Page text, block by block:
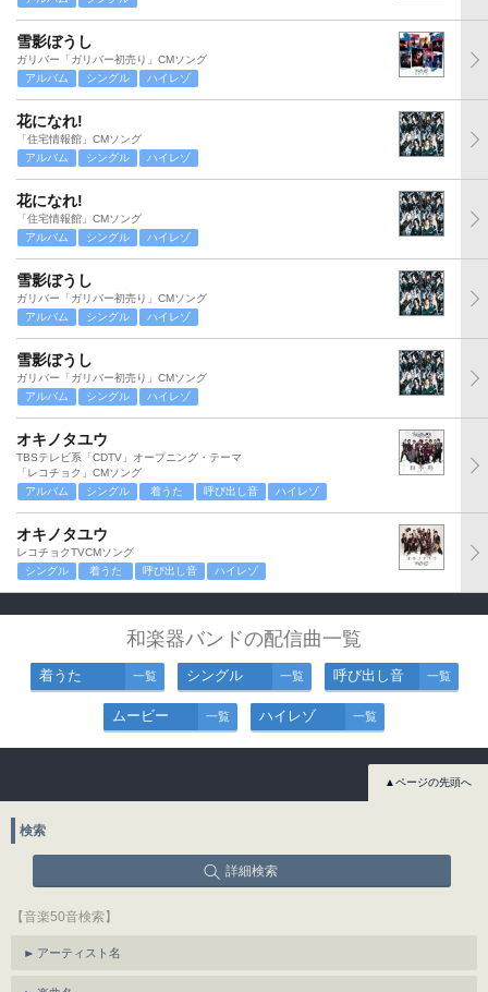
雪影ぼうし
ガリバー「ガリバー初売り」CMソング
アルバム
シングル ハイレゾ
花になれ!
「住宅情報館」CMソング
アルバム
シングル ハイレゾ
花になれ!
「住宅情報館」CMソング
アルバム
シングル ハイレゾ
雪影ぼうし
ガリバー「ガリバー初売り」CMソング
アルバム
シングル ハイレゾ
雪影ぼうし
ガリバー「ガリバー初売り」CMソング
アルバム
シングル ハイレゾ
オキノタユウ
TBSテレビ系「CDTV」オープニング・テーマ
「レコチョク」CMソング
アルバム
シングル 着うた 呼び出し音 ハイレゾ
オキノタユウ
レコチョクTVCMソング
シングル
着うた 呼び出し音 ハイレゾ
和楽器バンドの配信曲一覧
着うた 一覧 シングル 一覧 呼び出し音 一覧
ムービー 一覧 ハイレゾ 一覧
▲ページの先頭へ
検索
詳細検索
【音楽50音検索】
アーティスト名